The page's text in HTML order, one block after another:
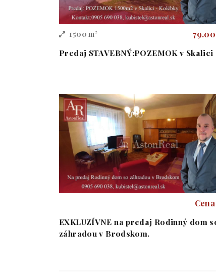
1500 m²
Predaj STAVEBNÝ:POZEMOK v Skalici
EXKLUZÍVNE na predaj Rodinný dom
záhradou v Brodskom.